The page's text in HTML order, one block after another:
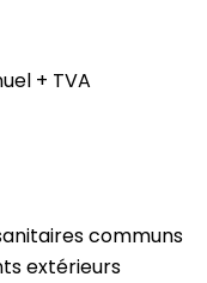
+ TVA
communs
extérieurs